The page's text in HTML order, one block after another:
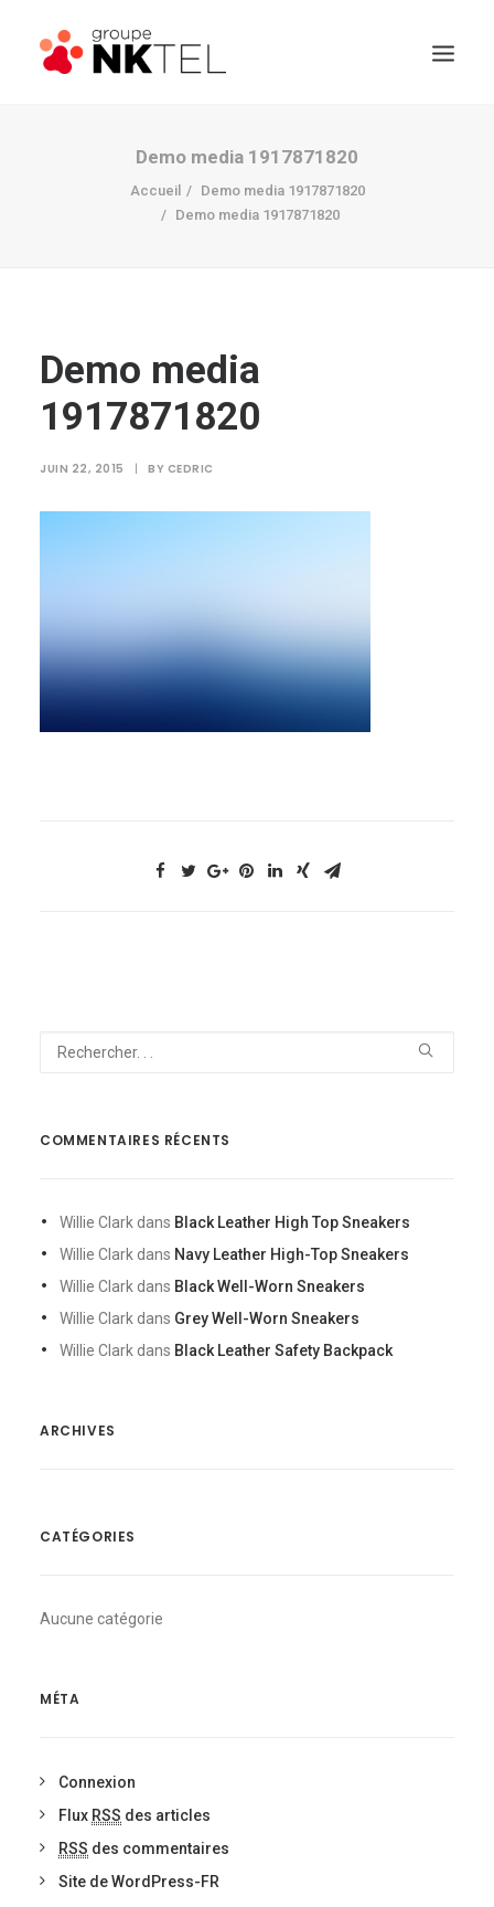
Demo media 1917871820
Accueil
Demo media 1917871820
Demo media 1917871820
Demo media
1917871820
JUIN 22, 2015 | BY CEDRIC
COMMENTAIRES RÉCENTS
Willie Clark dans Black Leather High Top Sneakers
Willie Clark dans Navy Leather High-Top Sneakers
Willie Clark dans Black Well-Worn Sneakers
Willie Clark dans Grey Well-Worn Sneakers
Willie Clark dans Black Leather Safety Backpack
ARCHIVES
CATÉGORIES
Aucune catégorie
MÉTA
Connexion
Flux RSS des articles
RSS des commentaires
Site de WordPress-FR